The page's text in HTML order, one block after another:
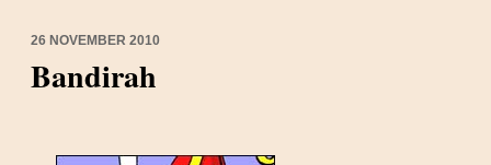
26 NOVEMBER 2010
Bandirah